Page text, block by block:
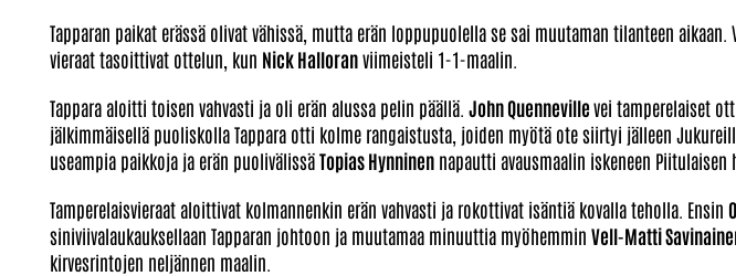
Tapparan paikat erässä olivat vähissä, mutta erän loppupuolella se sai muutaman tilanteen
vieraat tasoittivat ottelun, kun Nick Halloranviimeisteli 1-1-maalin.
Tappara aloitti toisen vahvasti ja oli erän alussa pelin päällä. John Quennevillevei tamperelaiset
jälkimmäisellä puoliskolla Tappara otti kolme rangaistusta, joiden myötä ote siirtyi jälleen
useampia paikkoja ja erän puolivälissäTopias Hynninen napautti avausmaalin iskeneen
Tamperelaisvieraat aloittivat kolmannenkin erän vahvasti ja rokottivat isäntiä kovalla teholla. Ensin
siniviivalaukauksellaan Tapparan johtoon ja muutamaa minuuttia myöhemmin Vell-Matti
kirvesrintojen neljännen maalin.